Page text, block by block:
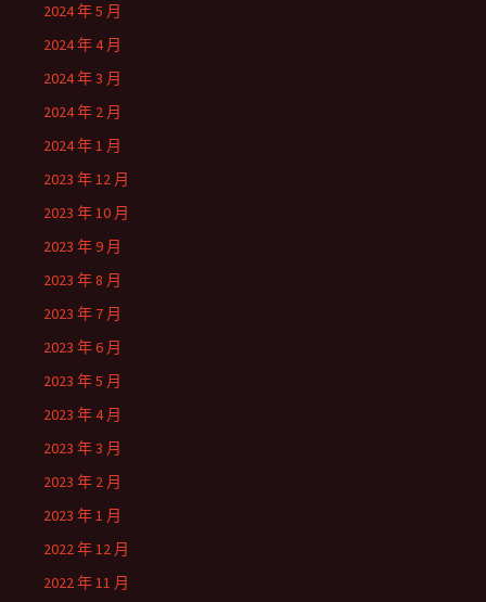
2024 年 5 月
2024 年 4 月
2024 年 3 月
2024 年 2 月
2024 年 1 月
2023 年 12 月
2023 年 10 月
2023 年 9 月
2023 年 8 月
2023 年 7 月
2023 年 6 月
2023 年 5 月
2023 年 4 月
2023 年 3 月
2023 年 2 月
2023 年 1 月
2022 年 12 月
2022 年 11 月